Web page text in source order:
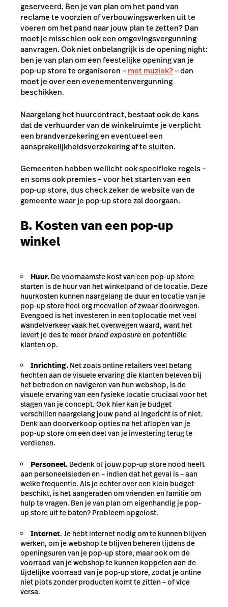
geserveerd. Ben je van plan om het pand van
reclame te voorzien of verbouwingswerken uit te
voeren om het pand naar jouw plan te zetten? Dan
moet je misschien ook een omgevingsvergunning
aanvragen. Ook niet onbelangrijk is de opening night:
ben je van plan om een feestelijke opening van je
pop-up store te organiseren – met muziek?– dan
moet je over een evenementenvergunning
beschikken.
Naargelang het huurcontract, bestaat ook de kans
dat de verhuurder van de winkelruimte je verplicht
een brandverzekering en eventueel een
aansprakelijkheidsverzekering af te sluiten.
Gemeenten hebben wellicht ook specifieke regels –
en soms ook premies – voor het starten van een
pop-up store, dus check zeker de website van de
gemeente waar je pop-up store zal doorgaan.
B. Kosten van een pop-up
winkel
Huur. De voornaamste kost van een pop-up store
starten is de huur van het winkelpand of de locatie. Deze
huurkosten kunnen naargelang de duur en locatie van je
pop-up store heel erg meevallen of zwaar doorwegen.
Evengoed is het investeren in een toplocatie met veel
wandelverkeer vaak het overwegen waard, want het
levert je des te meerbrand exposureen potentiële
klanten op.
Inrichting. Net zoals online retailers veel belang
hechten aan de visuele ervaring die klanten beleven bij
het betreden en navigeren van hun webshop, is de
visuele ervaring van een fysieke locatie cruciaal voor het
slagen van je concept. Ook hier kan je budget
verschillen naargelang jouw pand al ingericht is of niet.
Denk aan doorverkoop opties na het aflopen van je
pop-up store om een deel van je investering terug te
verdienen.
Personeel. Bedenk of jouw pop-up store nood heeft
aan personeelsledenen – indien dat het geval is – aan
welke frequentie. Als je echter over een klein budget
beschikt, is het aangeraden om vrienden en familie om
hulp te vragen. Ben je van plan om eigenhandig je pop-
up store uit te baten? Probleem opgelost.
Internet. Je hebt internet nodig om te kunnen blijven
werken, om je webshop te blijven beheren tijdens de
openingsuren van je pop-up store, maar ook om de
voorraad van je webshop te kunnen koppelen aan de
tijdelijke voorraad van je pop-up store, zodat je online
niet plots zonder producten komt te zitten – of vice
versa.